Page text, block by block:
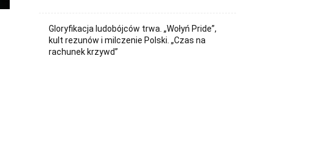
Gloryfikacja ludobójców trwa. „Wołyń Pride”,
kult rezunów i milczenie Polski. „Czas na
rachunek krzywd”